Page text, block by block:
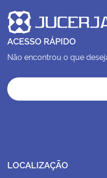
ACESSO RÁPIDO
Não encontrou o que
LOCALIZAÇÃO